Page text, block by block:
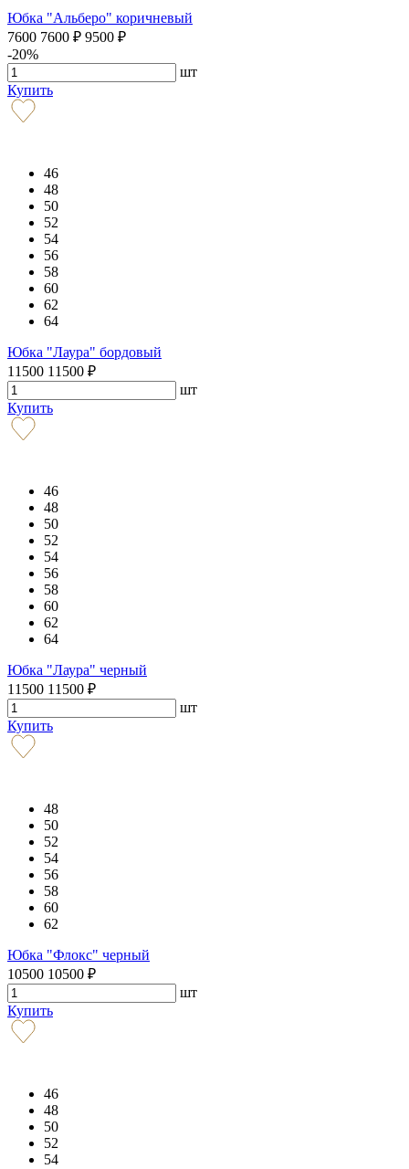
Юбка "Альберо" коричневый
7600 7600 ₽ 9500 ₽
-20%
шт
Купить
46
48
50
52
54
56
58
60
62
64
Юбка "Лаура" бордовый
11500 11500 ₽
шт
Купить
46
48
50
52
54
56
58
60
62
64
Юбка "Лаура" черный
11500 11500 ₽
шт
Купить
48
50
52
54
56
58
60
62
Юбка "Флокс" черный
10500 10500 ₽
шт
Купить
46
48
50
52
54